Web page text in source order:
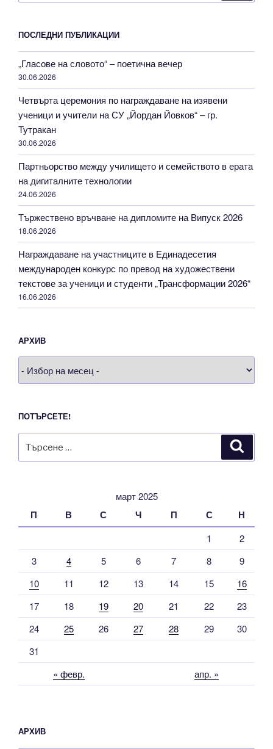
ПОСЛЕДНИ ПУБЛИКАЦИИ
„Гласове на словото“ – поетична вечер
30.06.2026
Четвърта церемония по награждаване на изявени
ученици и учители на СУ „Йордан Йовков“ – гр.
Тутракан
30.06.2026
Партньорство между училището и семейството в ерата
на дигиталните технологии
24.06.2026
Тържествено връчване на дипломите на Випуск 2026
18.06.2026
Награждаване на участниците в Единадесетия
международен конкурс по превод на художествени
текстове за ученици и студенти „Трансформации 2026“
16.06.2026
АРХИВ
ПОТЪРСЕТЕ!
за:
март 2025
П В С Ч П С Н
« февр. апр. »
1
2
3
4 5 6 7 8
9
10
11 12 13 14 15
16
17
18 19 20 21 22
23
24
25 26 27 28 29
30
31
АРХИВ